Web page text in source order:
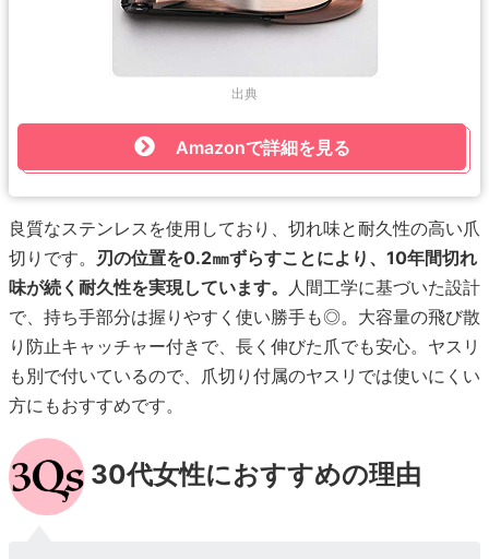
出典
Amazonで詳細を見る
良質なステンレスを使用しており、切れ味と耐久性の高い爪
切りです。 刃の位置を0.2㎜ずらすことにより、10年間切れ
味が続く耐久性を実現しています。 人間工学に基づいた設計
で、持ち手部分は握りやすく使い勝手も◎。大容量の飛び散
り防止キャッチャー付きで、長く伸びた爪でも安心。ヤスリ
も別で付いているので、爪切り付属のヤスリでは使いにくい
方にもおすすめです。
30代女性におすすめの理由